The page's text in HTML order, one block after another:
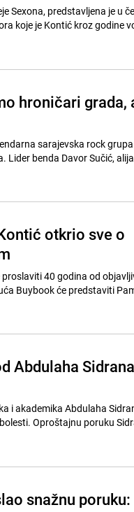
Sexona, predstavljena je u
koje je Kontić kroz godine
hroničari grada,
sarajevska rock grupa
Lider benda Davor Sučić,
otkrio sve o
40 godina od
Buybook će predstaviti
Abdulaha
i akademika Abdulaha
Oproštajnu poruku
snažnu poruku: